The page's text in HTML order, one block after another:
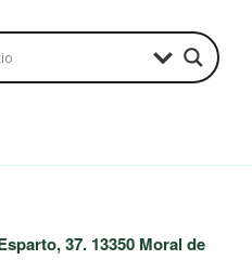
37. 13350 Moral de